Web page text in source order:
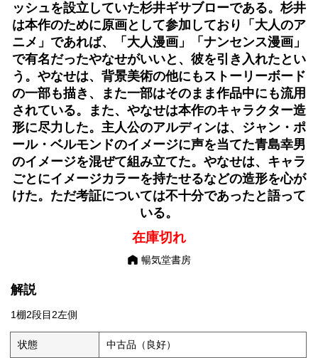
ッシュを設立していた杉井ギサブローである。杉井
は本作のために原画として参加しており「大人のア
ニメ」であれば、「大人漫画」「ナンセンス漫画」
で有名だったやなせがいいと、彼を引き入れたとい
う。やなせは、背景美術の他にもストーリーボード
の一部も描き、また一部はそのまま作品中にも流用
されている。また、やなせは本作のキャラクター造
形に尽力した。主人公のアルディンは、ジャン・ポ
ール・ベルモンドのイメージに声を当てた青島幸男
のイメージを混ぜて組み立てた。やなせは、キャラ
ごとにイメージカラーを持たせるなどの造形を心が
けた。ただ考証については不十分であったと語って
いる。
在庫切れ
暢気堂書房
解説
1棚2段目2左側
状態 中古品（良好）